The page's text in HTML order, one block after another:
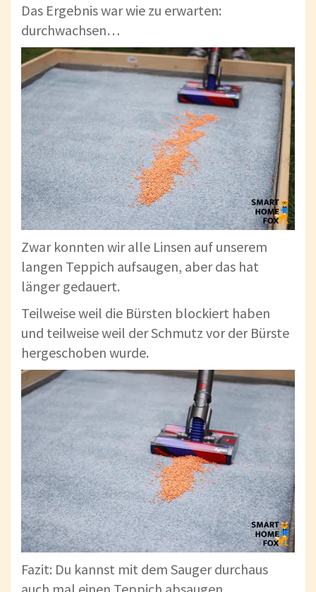
Das Ergebnis war wie zu erwarten:
durchwachsen…
Zwar konnten wir alle Linsen auf unserem
langen Teppich aufsaugen, aber das hat
länger gedauert.
Teilweise weil die Bürsten blockiert haben
und teilweise weil der Schmutz vor der Bürste
hergeschoben wurde.
Fazit: Du kannst mit dem Sauger durchaus